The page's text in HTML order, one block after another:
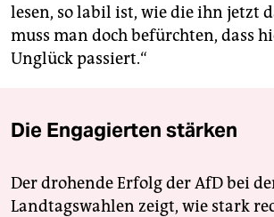
lesen, so labil ist, wie die ihn jetzt
muss man doch befürchten, dass
Unglück passiert.“
Die Engagierten stärken
Der drohende Erfolg der AfD bei
Landtagswahlen zeigt, wie stark